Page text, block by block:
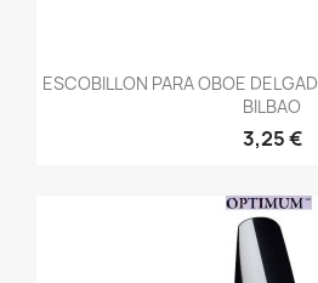
ESCOBILLON PARA OBOE
BILBAO
3,25 €